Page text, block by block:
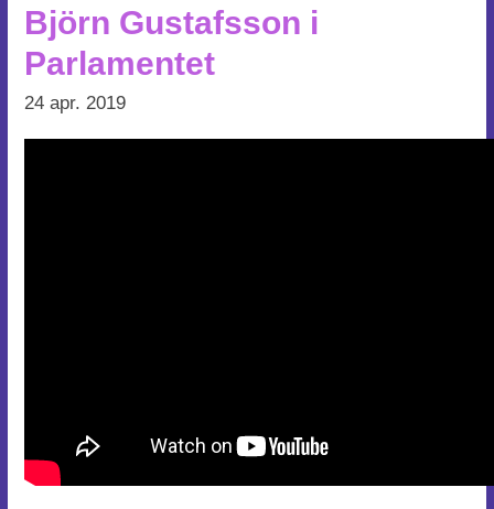
Björn Gustafsson i
Parlamentet
24 apr. 2019